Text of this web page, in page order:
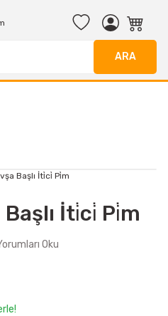
ARA
İti̇ci̇ Pi̇m
Oku